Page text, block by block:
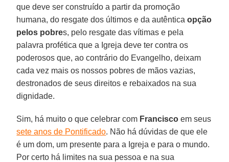
que deve ser construído a partir da promoção
humana, do resgate dos últimos e da autênticaopção
pelos pobres, pelo resgate das vítimas e pela
palavra profética que a Igreja deve ter contra os
poderosos que, ao contrário do Evangelho, deixam
cada vez mais os nossos pobres de mãos vazias,
destronados de seus direitos e rebaixados na sua
dignidade.
Sim, há muito o que celebrar com Francisco em seus
sete anos de Pontificado. Não há dúvidas de que ele
é um dom, um presente para a Igreja e para o mundo.
Por certo há limites na sua pessoa e na sua